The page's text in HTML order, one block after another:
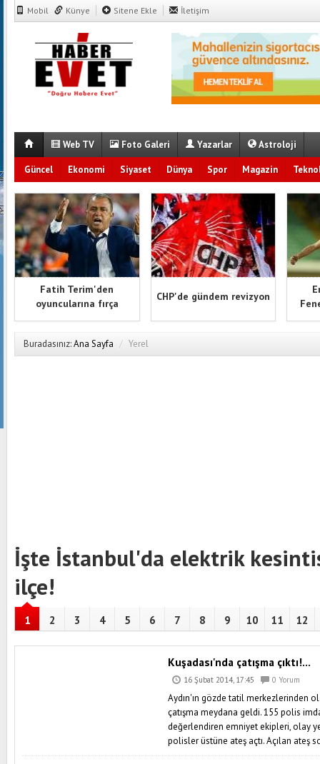
Mobil Künye Sitene Ekle İletişim
Web TV Foto Galeri Yazarlar Astroloji
Güncel Ekonomi Siyaset Dünya Spor Magazin
Fatih Terim'den
oyuncularına fırça
CHP'de gündem revizyon
Buradasınız:Ana Sayfa / Yerel
1 2 3 4 5 6 7 8 9 10 11 12
İşte İstanbul'da elektrik
ilçe!
Kuşadası'nda çatışma çıktı!...
16 Şubat 2014, 17:45 0 Yorum
Aydın'ın gözde tatil merkezlerinden
çatışma meydana geldi. 155 polis
değerlendiren emniyet ekipleri, olay
polisler üstüne ateş açtı. Açılan ateş